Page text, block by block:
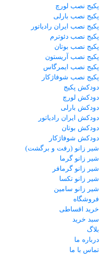
پکیج نصب لورچ
پکیج نصب بارلی
پکیج نصب ایران رادیاتور
پکیج نصب دئوترم
پکیج نصب بوتان
پکیج نصب آریستون
پکیج نصب ایمرگاس
پکیج نصب شوفاژکار
دودکش پکیج
دودکش لورچ
دودکش بارلی
دودکش ایران رادیاتور
دودکش بوتان
دودکش شوفاژکار
شیر زانو (رفت و برگشت)
شیر زانو گرما
شیر زانو گرمافر
شیر زانو تکسا
شیر زانو سامین
فروشگاه
خرید اقساطی
سبد خرید
بلاگ
درباره ما
تماس با ما